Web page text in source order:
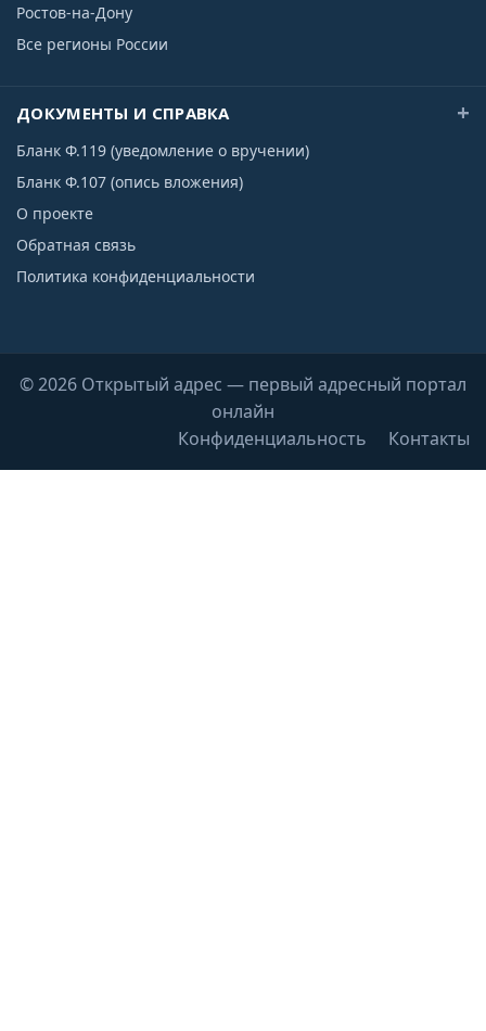
Ростов-на-Дону
Все регионы России
ДОКУМЕНТЫ И СПРАВКА
Бланк Ф.119 (уведомление о вручении)
Бланк Ф.107 (опись вложения)
О проекте
Обратная связь
Политика конфиденциальности
© 2026 Открытый адрес — первый адресный портал
онлайн
Конфиденциальность
Контакты